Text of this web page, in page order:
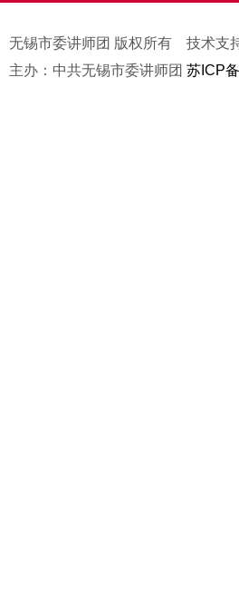
无锡市委讲师团 版权所有 技术支
主办：中共无锡市委讲师团 苏ICP